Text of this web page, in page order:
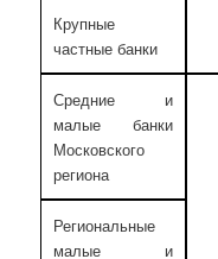
Крупные
частные банки
Средние и
малые банки
Московского
региона
Региональные
малые и